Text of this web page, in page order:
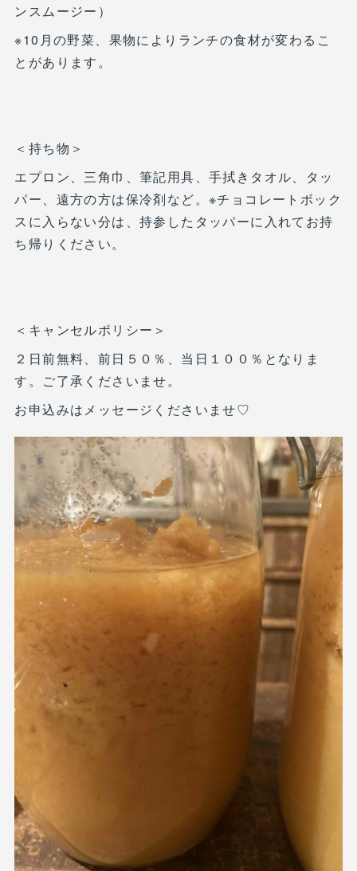
ンスムージー）
※10月の野菜、果物によりランチの食材が変わるこ
とがあります。
＜持ち物＞
エプロン、三角巾、筆記用具、手拭きタオル、タッ
パー、遠方の方は保冷剤など。※チョコレートボック
スに入らない分は、持参したタッパーに入れてお持
ち帰りください。
＜キャンセルポリシー＞
２日前無料、前日５０％、当日１００％となりま
す。ご了承くださいませ。
お申込みはメッセージくださいませ♡